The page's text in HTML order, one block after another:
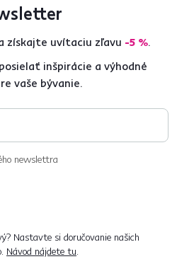
získajte uvítaciu zľavu -5 %.
inšpirácie a výhodné
vaše bývanie.
newslettra
Nastavte si doručovanie našich
Návod nájdete tu.